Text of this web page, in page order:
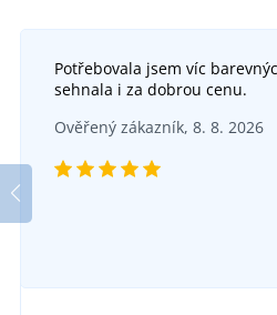
Potřebovala jsem víc
sehnala i za dobrou cenu.
Ověřený zákazník, 8. 8. 2026